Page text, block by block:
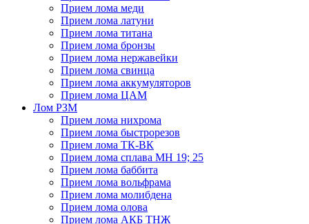
Прием лома меди
Прием лома латуни
Прием лома титана
Прием лома бронзы
Прием лома нержавейки
Прием лома свинца
Прием лома аккумуляторов
Прием лома ЦАМ
Лом РЗМ
Прием лома нихрома
Прием лома быстрорезов
Прием лома ТК-ВК
Прием лома сплава МН 19; 25
Прием лома баббита
Прием лома вольфрама
Прием лома молибдена
Прием лома олова
Прием лома АКБ ТНЖ